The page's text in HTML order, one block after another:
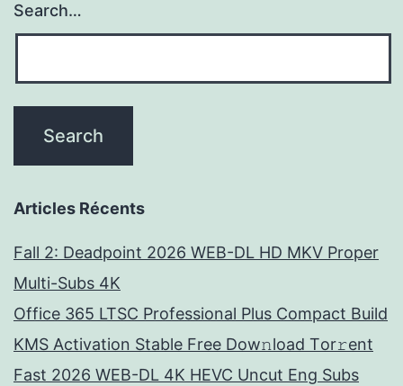
Search…
Articles Récents
Fall 2: Deadpoint 2026 WEB-DL HD MKV Proper
Multi-Subs 4K
Office 365 LTSC Professional Plus Compact Build
KMS Activation Stable Frее Dow𝚗load Tоr𝚛ent
Fast 2026 WEB-DL 4K HEVC Uncut Eng Subs